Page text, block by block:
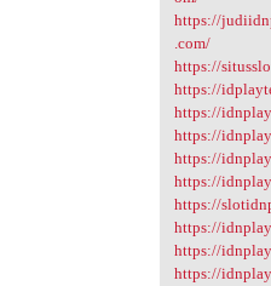
https://
.com/
https://
https://
https://
https://
https://
https://
https://
https://
https://
https://